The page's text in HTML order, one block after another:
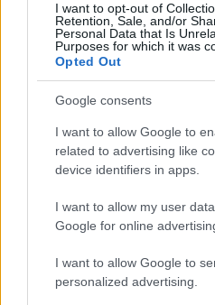
I want to opt-out of
Retention, Sale, and/or
Personal Data that Is
Purposes for which it was
Opted Out
Google consents
I want to allow Google to
related to advertising like
device identifiers in apps.
I want to allow my user
Google for online
I want to allow Google to
personalized advertising.
Continua a leggere
1 GIORNO OUT